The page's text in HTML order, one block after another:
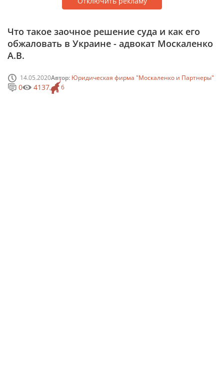
Что такое заочное решение суда и как его
обжаловать в Украине - адвокат Москаленко
А.В.
14.05.2020Автор: Юридическая фирма "Москаленко и Партнеры"
6
0 4137